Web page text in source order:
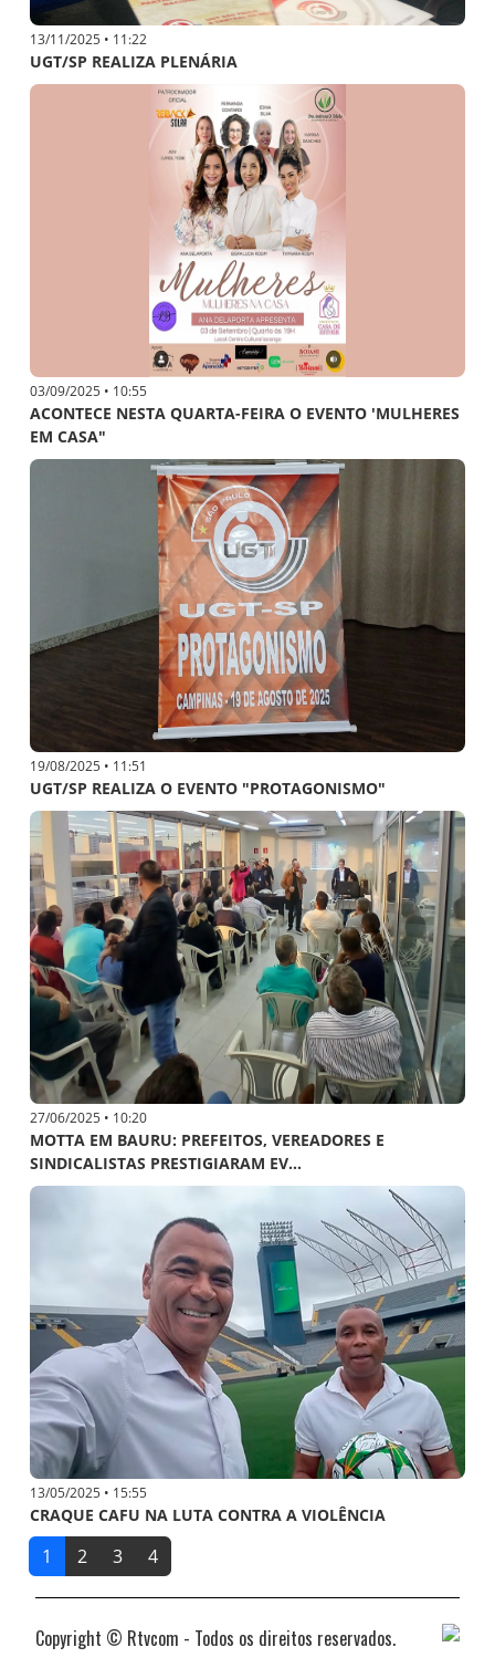
13/11/2025 • 11:22
UGT/SP REALIZA PLENÁRIA
03/09/2025 • 10:55
ACONTECE NESTA QUARTA-FEIRA O EVENTO 'MULHERES
EM CASA"
19/08/2025 • 11:51
UGT/SP REALIZA O EVENTO "PROTAGONISMO"
27/06/2025 • 10:20
MOTTA EM BAURU: PREFEITOS, VEREADORES E
SINDICALISTAS PRESTIGIARAM EV...
13/05/2025 • 15:55
CRAQUE CAFU NA LUTA CONTRA A VIOLÊNCIA
1 2 3 4
Copyright © Rtvcom - Todos os direitos reservados.